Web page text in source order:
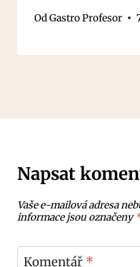
OdGastro Profesor
Napsat
Vaše e-mailová adresa
informace jsou označeny
Komentář *